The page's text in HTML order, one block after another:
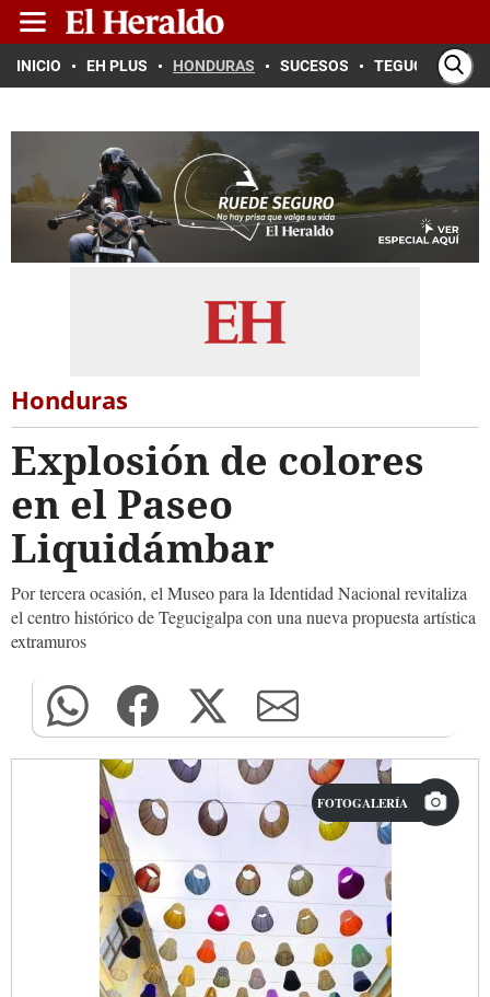
INICIO EH PLUS HONDURAS SUCESOS TEGUCIGALPA
Honduras
Explosión de colores
en el Paseo
Liquidámbar
Por tercera ocasión, el Museo para la Identidad Nacional revitaliza
el centro histórico de Tegucigalpa con una nueva propuesta artística
extramuros
FOTOGALERÍA